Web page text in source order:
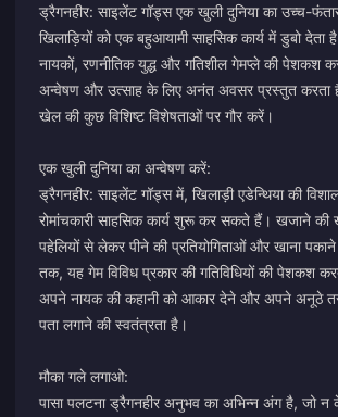
ड्रैगनहीर: साइलेंट गॉड्स एक खुली दुनिया का उच्च-
खिलाड़ियों को एक बहुआयामी साहसिक कार्य में डुबो
नायकों, रणनीतिक युद्ध और गतिशील गेमप्ले की पेशकश
अन्वेषण और उत्साह के लिए अनंत अवसर प्रस्तुत करता
खेल की कुछ विशिष्ट विशेषताओं पर गौर करें।
एक खुली दुनिया का अन्वेषण करें:
ड्रैगनहीर: साइलेंट गॉड्स में, खिलाड़ी एडेन्थिया की
रोमांचकारी साहसिक कार्य शुरू कर सकते हैं। खजाने
पहेलियों से लेकर पीने की प्रतियोगिताओं और खाना पकाने
तक, यह गेम विविध प्रकार की गतिविधियों की पेशकश
अपने नायक की कहानी को आकार देने और अपने अनूठे
पता लगाने की स्वतंत्रता है।
मौका गले लगाओ:
पासा पलटना ड्रैगनहीर अनुभव का अभिन्न अंग है, जो न